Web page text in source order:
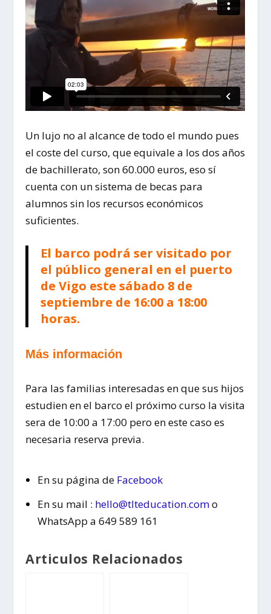
Un lujo no al alcance de todo el mundo pues
el coste del curso, que equivale a los dos años
de bachillerato, son 60.000 euros, eso sí
cuenta con un sistema de becas para
alumnos sin los recursos económicos
suficientes.
El barco podrá ser visitado por
el público general en el puerto
de Vigo este sábado 8 de
septiembre de 16:00 a 18:00
horas.
Más información
Para las familias interesadas en que sus hijos
estudien en el barco el próximo curso la visita
sera de 10:00 a 17:00 pero en este caso es
necesaria reserva previa.
En su página de Facebook
En su mail : hello@tlteducation.como
WhatsApp a 649 589 161
Articulos Relacionados